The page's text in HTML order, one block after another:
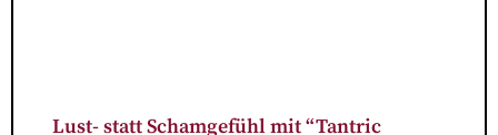
Lust- statt Schamgefühl mit “Tantric